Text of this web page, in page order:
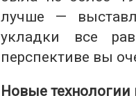
лучше —
укладки все
перспективе вы
Новые технологии